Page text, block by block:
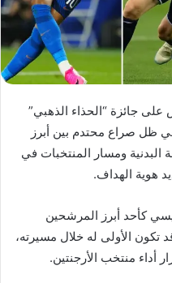
على جائزة “الحذاء الذهبي”
القدم، في ظل صراع محتدم بين أبرز
البدنية ومسار المنتخبات في
هوية الهداف.
كأحد أبرز المرشحين
تكون الأولى له خلال مسيرته،
أداء منتخب الأرجنتين.